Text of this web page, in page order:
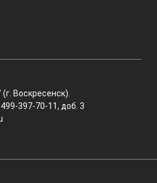
Воскресенск).
397-70-11, доб. 3